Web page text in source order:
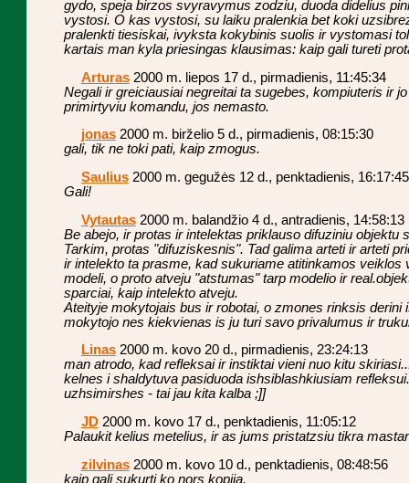
gydo, speja birzos svyravymus zodziu, duoda didelius
vystosi. O kas vystosi, su laiku pralenkia bet koki
pralenkti tiesiskai, ivyksta kokybinis suolis ir vystomasi
kartais man kyla priesingas klausimas: kaip gali tureti
Arturas2000 m. liepos 17 d., pirmadienis, 11:45:34
Negali ir greiciausiai negreitai ta sugebes, kompiuteris ir
primirtyviu komandu, jos nemasto.
jonas2000 m. birželio 5 d., pirmadienis, 08:15:30
gali, tik ne toki pati, kaip zmogus.
Saulius2000 m. gegužės 12 d., penktadienis, 16:17:45
Gali!
Vytautas2000 m. balandžio 4 d., antradienis, 14:58:13
Be abejo, ir protas ir intelektas priklauso difuziniu objektu
Tarkim, protas "difuziskesnis". Tad galima arteti ir arteti
ir intelekto ta prasme, kad sukuriame atitinkamos veiklos
modeli, o proto atveju "atstumas" tarp modelio ir
sparciai, kaip intelekto atveju.
Ateityje mokytojais bus ir robotai, o zmones rinksis derini
mokytojo nes kiekvienas is ju turi savo privalumus ir
Linas2000 m. kovo 20 d., pirmadienis, 23:24:13
man atrodo, kad refleksai ir instiktai vieni nuo kitu
kelnes i shaldytuva pasiduoda ishsiblashkiusiam
uzhsimirshes - tai jau kita kalba ;]]
JD2000 m. kovo 17 d., penktadienis, 11:05:12
Palaukit kelius metelius, ir as jums pristatzsiu tikra
zilvinas2000 m. kovo 10 d., penktadienis, 08:48:56
kaip gali sukurti ko nors kopija,